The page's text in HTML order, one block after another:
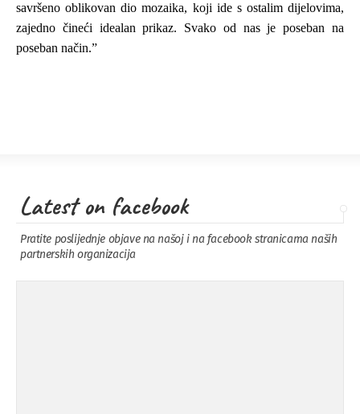
savršeno oblikovan dio mozaika, koji ide s ostalim dijelovima,
zajedno čineći idealan prikaz. Svako od nas je poseban na
poseban način.”
Latest on facebook
Pratite poslijednje objave na našoj i na facebook stranicama naših
partnerskih organizacija